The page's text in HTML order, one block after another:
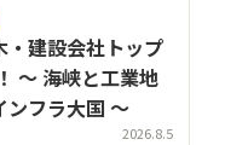
・建設会社トップ
〜 海峡と工業地
ンフラ大国 〜
2026.8.5